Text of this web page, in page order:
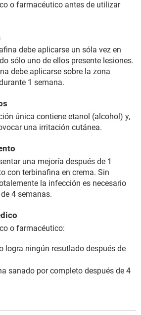
o farmacéutico antes de utilizar
debe aplicarse un sóla vez en
sólo uno de ellos presente lesiones.
debe aplicarse sobre la zona
1 semana.
única contiene etanol (alcohol) y,
una irritación cutánea.
una mejoría después de 1
con terbinafina en crema. Sin
la infección es necesario
4 semanas.
o farmacéutico:
logra ningún resutlado después de
sanado por completo después de 4